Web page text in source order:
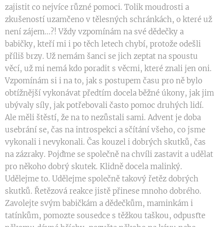
zajistit co nejvíce různé pomoci. Tolik moudrosti a
zkušeností uzamčeno v tělesných schránkách, o které už
není zájem...?! Vždy vzpomínám na své dědečky a
babičky, kteří mi i po těch letech chybí, protože odešli
příliš brzy. Už nemám šanci se jich zeptat na spoustu
věcí, už mi nemá kdo poradit s věcmi, které znali jen oni.
Vzpomínám si i na to, jak s postupem času pro ně bylo
obtížnější vykonávat předtím docela běžné úkony, jak jim
ubývaly síly, jak potřebovali často pomoc druhých lidí.
Ale měli štěstí, že na to nezůstali sami. Advent je doba
usebrání se, čas na introspekci a sčítání všeho, co jsme
vykonali i nevykonali. Čas kouzel i dobrých skutků, čas
na zázraky. Pojďme se společně na chvíli zastavit a udělat
pro někoho dobrý skutek. Klidně docela malinký.
Udělejme to. Udělejme společně takový řetěz dobrých
skutků. Řetězová reakce jistě přinese mnoho dobrého.
Zavolejte svým babičkám a dědečkům, maminkám i
tatínkům, pomozte sousedce s těžkou taškou, odpusťte